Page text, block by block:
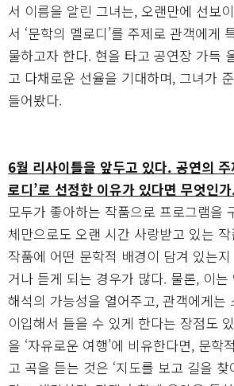
서 이름을 알린 그녀는, 오랜만에 선보
서 ‘문학의 멜로디’를 주제로 관객에게
물하고자 한다. 현을 타고 공연장 가득
고 다채로운 선율을 기대하며, 그녀가
들어봤다.
6월 리사이틀을 앞두고 있다. 공연의 주
로디’로 선정한 이유가 있다면 무엇인
모두가 좋아하는 작품으로 프로그램을
체만으로도 오랜 시간 사랑받고 있는
작품에 어떤 문학적 배경이 담겨 있는
거나 듣게 되는 경우가 많다. 물론, 이는
해석의 가능성을 열어주고, 관객에게는
이입해서 들을 수 있게 한다는 장점도
을 ‘자유로운 여행’에 비유한다면, 문학
고 곡을 듣는 것은 ‘지도를 보고 길을 찾